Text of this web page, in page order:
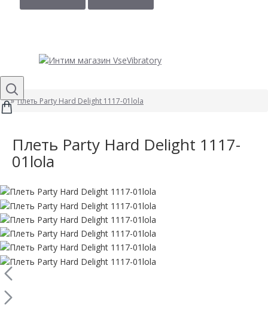
Плеть Party Hard Delight 1117-01lola
Плеть Party Hard Delight 1117-
01lola